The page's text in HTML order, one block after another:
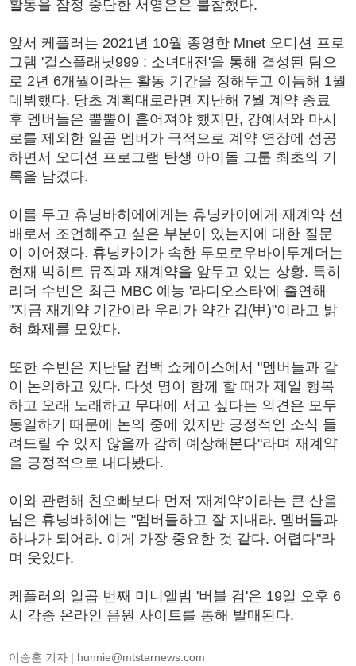
활동을 잠정 중단한 서영은은 불참했다.
앞서 케플러는 2021년 10월 종영한 Mnet 오디션 프로
그램 '걸스플래닛999 : 소녀대전'을 통해 결성된 팀으
로 2년 6개월이라는 활동 기간을 정해두고 이듬해 1월
데뷔했다. 당초 계획대로라면 지난해 7월 계약 종료
후 멤버들은 뿔뿔이 흩어져야 했지만, 강예서와 마시
로를 제외한 일곱 멤버가 극적으로 계약 연장에 성공
하면서 오디션 프로그램 탄생 아이돌 그룹 최초의 기
록을 남겼다.
이를 두고 휴닝바히에에게는 휴닝카이에게 재계약 선
배로서 조언해주고 싶은 부분이 있는지에 대한 질문
이 이어졌다. 휴닝카이가 속한 투모로우바이투게더는
현재 빅히트 뮤직과 재계약을 앞두고 있는 상황. 특히
리더 수빈은 최근 MBC 예능 '라디오스타'에 출연해
"지금 재계약 기간이라 우리가 약간 갑(甲)"이라고 밝
혀 화제를 모았다.
또한 수빈은 지난달 컴백 쇼케이스에서 "멤버들과 같
이 논의하고 있다. 다섯 명이 함께 할 때가 제일 행복
하고 오래 노래하고 무대에 서고 싶다는 의견은 모두
동일하기 때문에 논의 중에 있지만 긍정적인 소식 들
려드릴 수 있지 않을까 감히 예상해본다"라며 재계약
을 긍정적으로 내다봤다.
이와 관련해 친오빠보다 먼저 '재계약'이라는 큰 산을
넘은 휴닝바히에는 "멤버들하고 잘 지내라. 멤버들과
하나가 되어라. 이게 가장 중요한 것 같다. 어렵다"라
며 웃었다.
케플러의 일곱 번째 미니앨범 '버블 검'은 19일 오후 6
시 각종 온라인 음원 사이트를 통해 발매된다.
이승훈 기자 | hunnie@mtstarnews.com